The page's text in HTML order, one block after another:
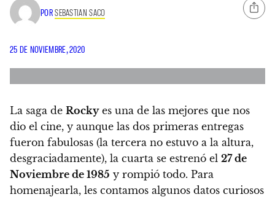
PORSEBASTIAN SACO
25 DE NOVIEMBRE, 2020
La saga de Rockyes una de las mejores que nos
dio el cine, y aunque las dos primeras entregas
fueron fabulosas (la tercera no estuvo a la altura,
desgraciadamente), la cuarta se estrenó el 27 de
Noviembre de 1985 y rompió todo. Para
homenajearla, les contamos algunos datos curiosos